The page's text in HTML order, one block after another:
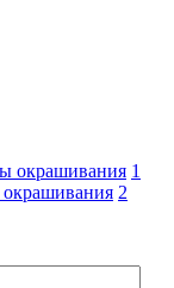
окрашивания 1
окрашивания 2